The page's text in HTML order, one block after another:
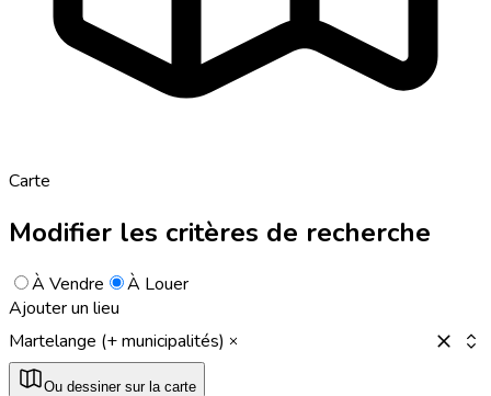
Carte
Modifier les critères de recherche
À Vendre
À Louer
Ajouter un lieu
Martelange (+ municipalités)
Ou dessiner sur la carte